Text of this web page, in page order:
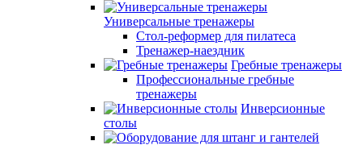
Универсальные тренажеры
Стол-реформер для пилатеса
Тренажер-наездник
Гребные тренажеры
Профессиональные гребные
тренажеры
Инверсионные
столы